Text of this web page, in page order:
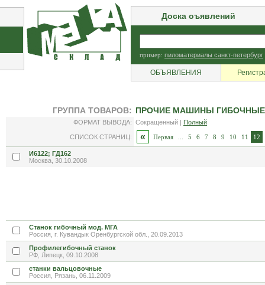
Доска оъявлений
пример: пиломатериалы санкт-петербург
ОБЪЯВЛЕНИЯ
ГРУППА ТОВАРОВ: ПРОЧИЕ МАШИНЫ
ФОРМАТ ВЫВОДА: Сокращенный | Полный
СПИСОК СТРАНИЦ: « Первая 5 6 7 8 9 10 11 12
И6122; ГД162
Москва, 30.10.2008
Станок гибочный мод. МГА
Россия, г. Кувандык Оренбургской обл., 20.09.2013
Профилегибочный станок
РФ, Липецк, 09.10.2008
станки вальцовочные
Россия, Рязань, 06.11.2009